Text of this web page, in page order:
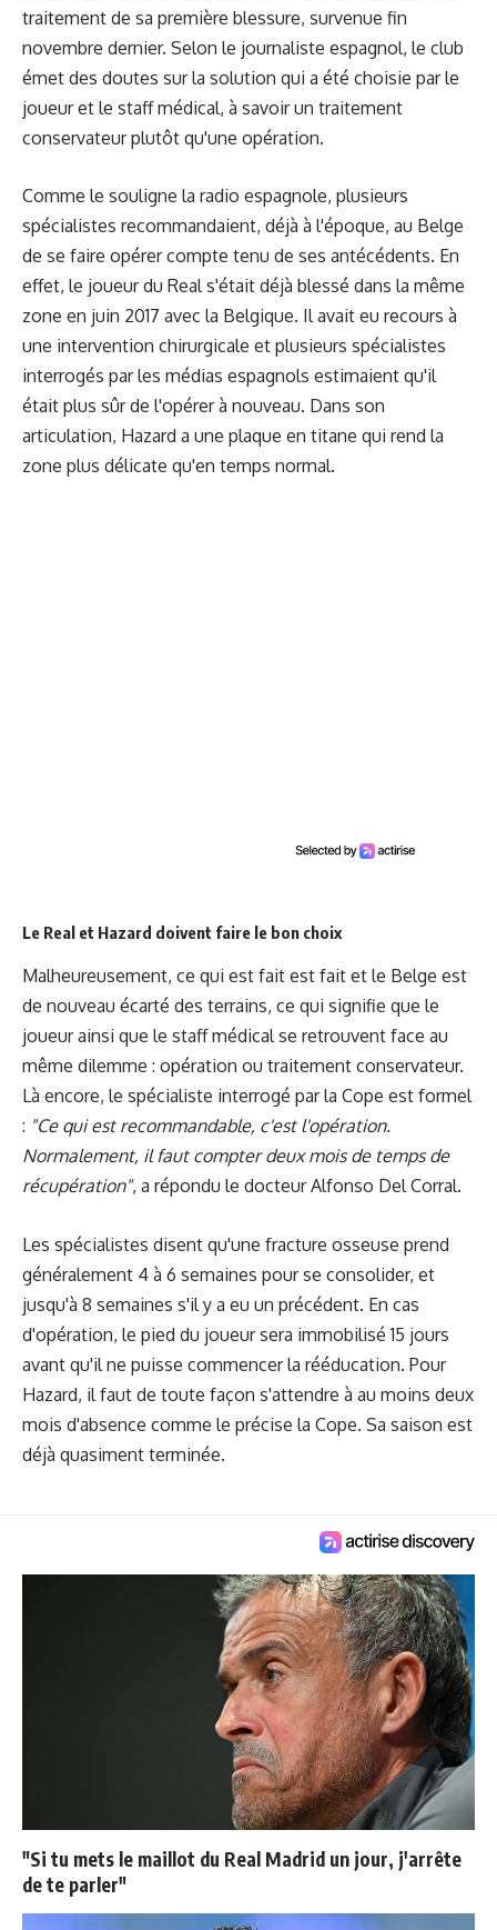
traitement de sa première blessure, survenue fin
novembre dernier. Selon le journaliste espagnol, le club
émet des doutes sur la solution qui a été choisie par le
joueur et le staff médical, à savoir un traitement
conservateur plutôt qu'une opération.
Comme le souligne la radio espagnole, plusieurs
spécialistes recommandaient, déjà à l'époque, au Belge
de se faire opérer compte tenu de ses antécédents. En
effet, le joueur du Real s'était déjà blessé dans la même
zone en juin 2017 avec la Belgique. Il avait eu recours à
une intervention chirurgicale et plusieurs spécialistes
interrogés par les médias espagnols estimaient qu'il
était plus sûr de l'opérer à nouveau. Dans son
articulation, Hazard a une plaque en titane qui rend la
zone plus délicate qu'en temps normal.
Le Real et Hazard doivent faire le bon choix
Malheureusement, ce qui est fait est fait et le Belge est
de nouveau écarté des terrains, ce qui signifie que le
joueur ainsi que le staff médical se retrouvent face au
même dilemme : opération ou traitement conservateur.
Là encore, le spécialiste interrogé par la Cope est formel
: "Ce qui est recommandable, c'est l'opération.
Normalement, il faut compter deux mois de temps de
récupération", a répondu le docteur Alfonso Del Corral.
Les spécialistes disent qu'une fracture osseuse prend
généralement 4 à 6 semaines pour se consolider, et
jusqu'à 8 semaines s'il y a eu un précédent. En cas
d'opération, le pied du joueur sera immobilisé 15 jours
avant qu'il ne puisse commencer la rééducation. Pour
Hazard, il faut de toute façon s'attendre à au moins deux
mois d'absence comme le précise la Cope. Sa saison est
déjà quasiment terminée.
"Si tu mets le maillot du Real Madrid un jour, j'arrête
de te parler"